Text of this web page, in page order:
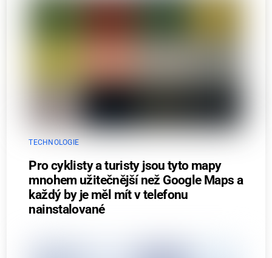
TECHNOLOGIE
Pro cyklisty a turisty jsou tyto mapy
mnohem užitečnější než Google Maps a
každý by je měl mít v telefonu
nainstalované